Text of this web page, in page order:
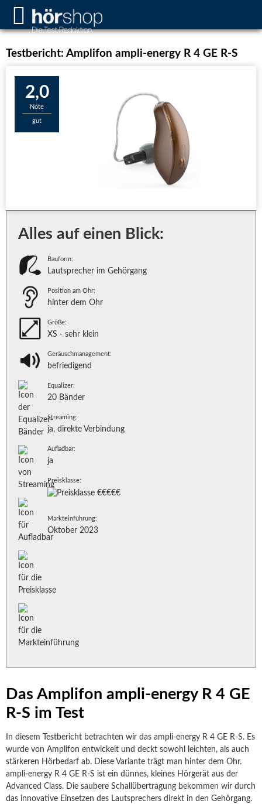
Testbericht: Amplifon ampli-energy R 4 GE R-S
2,0
Note
gut
Das Amplifon ampli-energy R 4 GE
R-S im Test
In diesem Testbericht betrachten wir das ampli-energy R 4 GE R-S. Es
wurde von Amplifon entwickelt und deckt sowohl leichten, als auch
stärkeren Hörbedarf ab. Diese Variante trägt man hinter dem Ohr.
ampli-energy R 4 GE R-S ist ein dünnes, kleines Hörgerät aus der
Advanced Class. Die saubere Schallübertragung bekommen wir durch
das innovative Einsetzen des Lautsprechers direkt in den Gehörgang.
Alles auf einen Blick:
Bauform:
Lautsprecher im Gehörgang
Position am Ohr:
hinter dem Ohr
Größe:
XS - sehr klein
Geräuschmanagement:
befriedigend
Equalizer:
20 Bänder
Streaming:
ja, direkte Verbindung
Aufladbar:
ja
Preisklasse:
Markteinführung:
Oktober 2023